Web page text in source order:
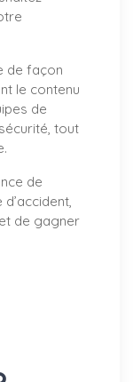
de façon
le contenu
de
tout
de
de gagner